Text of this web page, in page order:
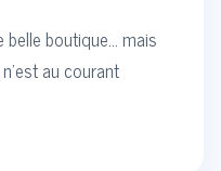
belle boutique… mais
au courant